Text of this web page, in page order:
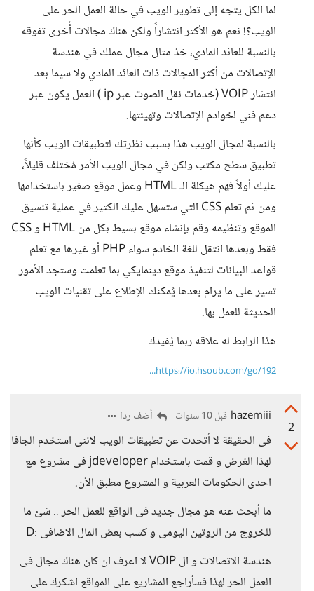
لما الكل يتجه إلى تطوير الويب في حالة العمل الحر على
الويب؟! نعم هو الأكثر انتشاراً ولكن هناك مجالات أُخرى تفوقه
بالنسبة للعائد المادي، خذ مثال مجال عملك في هندسة
الإتصالات من أكثر المجالات ذات العائد المادي ولا سيما بعد
انتشار VOIP (خدمات نقل الصوت عبر ip ) العمل يكون عبر
دعم فني لخوادم الإتصالات وتهيئتها.
بالنسبة لمجال الويب هذا بسبب نظرتك لتطبيقات الويب كأنها
تطبيق سطح مكتب ولكن في مجال الويب الأمر مُختلف قليلاً،
عليك أولاً فهم هيكلة الـ HTML وعمل موقع صغير باستخدامها
ومن ثم تعلم CSS التي ستسهل عليك الكثير في عملية تنسيق
الموقع وتنظيمه وقم بإنشاء موقع بسيط بكل من HTML و CSS
فقط وبعدها انتقل للغة الخادم سواء PHP أو غيرها مع تعلم
قواعد البيانات لتنفيذ موقع دينمايكي بما تعلمت وستجد الأمور
تسير على ما يرام بعدها يُمكنك الإطلاع على تقنيات الويب
الحديثة للعمل بها.
هذا الرابط له علاقه ربما يُفيدك
https://io.hsoub.com/go/192...
2
hazemiii قبل 10 سنوات أضف ردا
فى الحقيقة لا أتحدث عن تطبيقات الويب لاننى استخدم الجافا
لهذا الغرض و قمت باستخدام jdeveloper فى مشروع مع
احدى الحكومات العربية و المشروع مطبق الأن.
ما أبحث عنه هو مجال جديد فى الواقع للعمل الحر .. شئ ما
للخروج من الروتين اليومى و كسب بعض المال الاضافى :D
هندسة الاتصالات و ال VOIP لا اعرف ان كان هناك مجال فى
العمل الحر لهذا فسأراجع المشاريع على المواقع اشكرك على